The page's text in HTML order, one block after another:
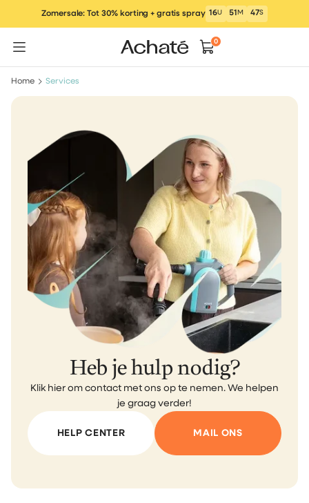
inhoud
Zomersale: Tot 30% korting + gratis spray 16U 51M 46S
0
Home Services
Heb je hulp nodig?
Klik hier om contact met ons op te nemen. We helpen
je graag verder!
HELP CENTER MAIL ONS